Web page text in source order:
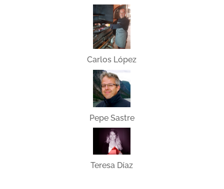
Carlos López
Pepe Sastre
Teresa Díaz